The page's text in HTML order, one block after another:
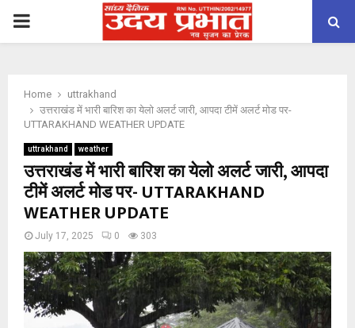
PRIMARY
Home
uttrakhand
उत्तराखंड में भारी बारिश का येलो अलर्ट जारी, आपदा टीमें अलर्ट मोड पर-
UTTARAKHAND WEATHER UPDATE
uttrakhand weather
उत्तराखंड में भारी बारिश का येलो अलर्ट जारी, आपदा
टीमें अलर्ट मोड पर- UTTARAKHAND
WEATHER UPDATE
July 17, 2025 0 303